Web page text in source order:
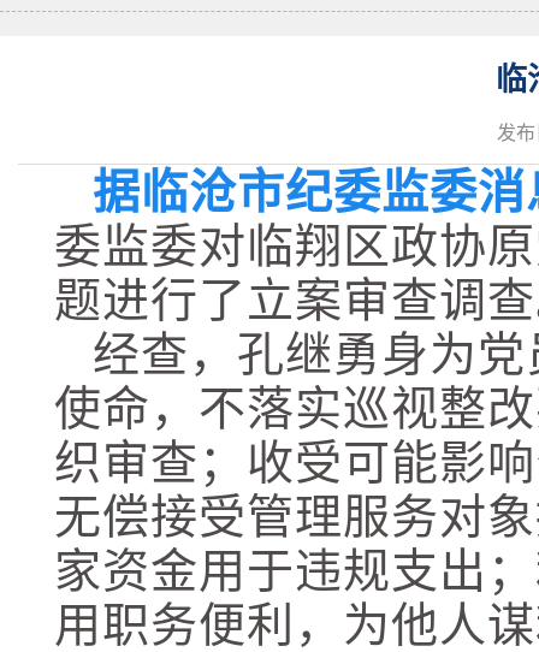
临
发
据临沧市纪委监委消
委监委对临翔区政协
题进行了立案审查调
经查，孔继勇身为
使命，不落实巡视整
织审查；收受可能影
无偿接受管理服务对
家资金用于违规支出
用职务便利，为他人